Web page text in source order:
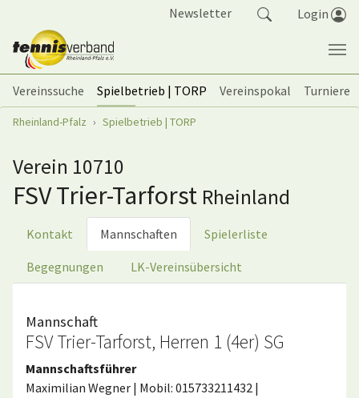
Newsletter Login
Vereinssuche Spielbetrieb | TORP Vereinspokal
Turniere
Sie sind hier:
Rheinland-Pfalz Spielbetrieb | TORP
Verein 10710
FSV Trier-Tarforst Rheinland
Kontakt Mannschaften Spielerliste
Begegnungen LK-Vereinsübersicht
Mannschaft
FSV Trier-Tarforst, Herren 1 (4er) SG
Mannschaftsführer
Maximilian Wegner | Mobil: 015733211432 |